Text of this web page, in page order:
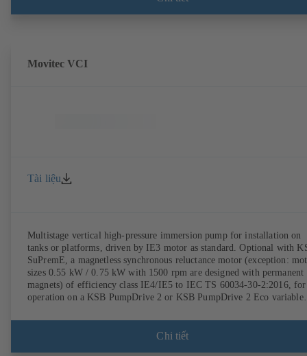
Movitec VCI
Tài liệu
Multistage vertical high-pressure immersion pump for installation on
tanks or platforms, driven by IE3 motor as standard. Optional with
SuPremE, a magnetless synchronous reluctance motor (exception:
sizes 0.55 kW / 0.75 kW with 1500 rpm are designed with permanent
magnets) of efficiency class IE4/IE5 to IEC TS 60034-30-2:2016, for
operation on a KSB PumpDrive 2 or KSB PumpDrive 2 Eco variable
Chi tiết